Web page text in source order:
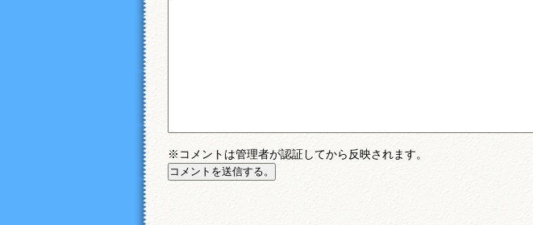
※コメントは管理者が認証してから反映されます。